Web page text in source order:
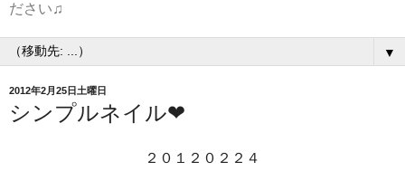
ださい♫
▼
2012年2月25日土曜日
シンプルネイル❤
２０１２０２２４